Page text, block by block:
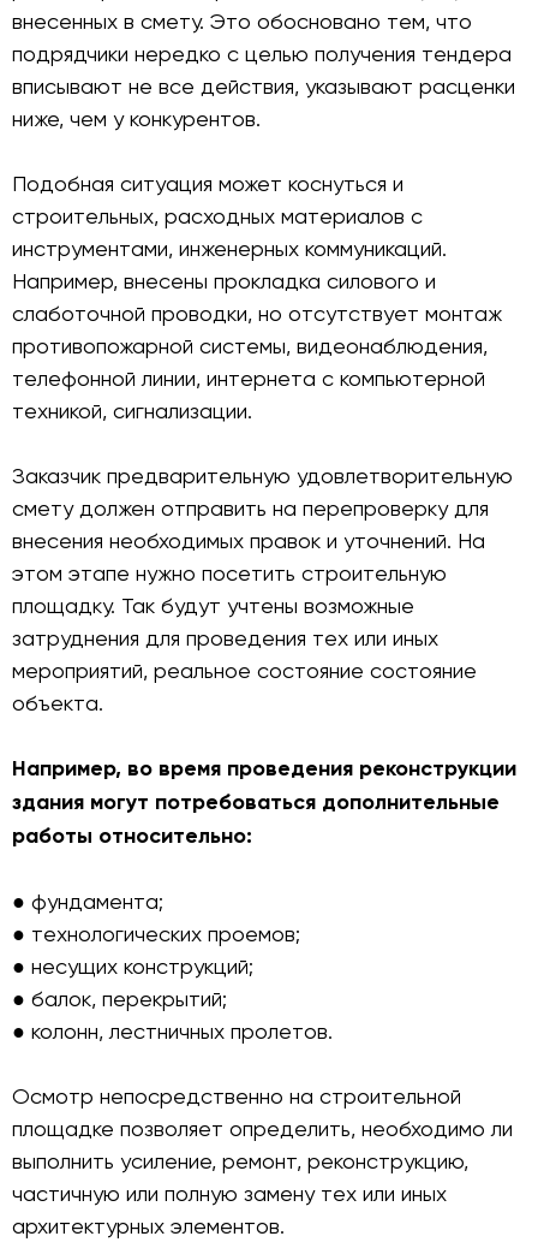
внесенных в смету. Это обосновано тем, что
подрядчики нередко с целью получения тендера
вписывают не все действия, указывают расценки
ниже, чем у конкурентов.
Подобная ситуация может коснуться и
строительных, расходных материалов с
инструментами, инженерных коммуникаций.
Например, внесены прокладка силового и
слаботочной проводки, но отсутствует монтаж
противопожарной системы, видеонаблюдения,
телефонной линии, интернета с компьютерной
техникой, сигнализации.
Заказчик предварительную удовлетворительную
смету должен отправить на перепроверку для
внесения необходимых правок и уточнений. На
этом этапе нужно посетить строительную
площадку. Так будут учтены возможные
затруднения для проведения тех или иных
мероприятий, реальное состояние состояние
объекта.
Например, во время проведения реконструкции
здания могут потребоваться дополнительные
работы относительно:
● фундамента;
● технологических проемов;
● несущих конструкций;
● балок, перекрытий;
● колонн, лестничных пролетов.
Осмотр непосредственно на строительной
площадке позволяет определить, необходимо ли
выполнить усиление, ремонт, реконструкцию,
частичную или полную замену тех или иных
архитектурных элементов.